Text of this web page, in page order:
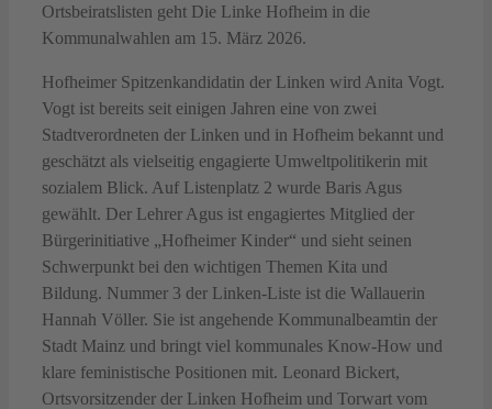
Ortsbeiratslisten geht Die Linke Hofheim in die
Kommunalwahlen am 15. März 2026.
Hofheimer Spitzenkandidatin der Linken wird Anita Vogt.
Vogt ist bereits seit einigen Jahren eine von zwei
Stadtverordneten der Linken und in Hofheim bekannt und
geschätzt als vielseitig engagierte Umweltpolitikerin mit
sozialem Blick. Auf Listenplatz 2 wurde Baris Agus
gewählt. Der Lehrer Agus ist engagiertes Mitglied der
Bürgerinitiative „Hofheimer Kinder“ und sieht seinen
Schwerpunkt bei den wichtigen Themen Kita und
Bildung. Nummer 3 der Linken-Liste ist die Wallauerin
Hannah Völler. Sie ist angehende Kommunalbeamtin der
Stadt Mainz und bringt viel kommunales Know-How und
klare feministische Positionen mit. Leonard Bickert,
Ortsvorsitzender der Linken Hofheim und Torwart vom